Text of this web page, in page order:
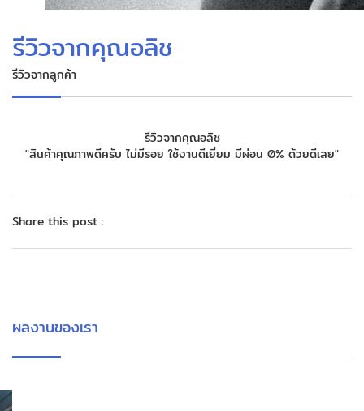
รีวิวจากคุณอลิช
รีวิวจากลูกค้า
รีวิวจากคุณอลิช
"สินค้าคุณภาพดีครับ ไม่มีรอย ใช้งานดีเยี่ยม มีผ่อน 0% ด้วยดีเลย"
Share this post :
ผลงานของเรา